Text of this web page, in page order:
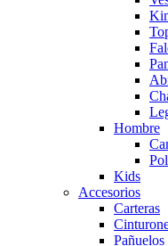
Hombre
Kids
Accesorios
Carteras
Pañuelos